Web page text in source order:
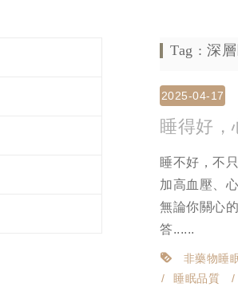
Tag : 深
2025-04-17
睡得好，
睡不好，不
加高血壓、
無論你關心
答......
非藥物睡
睡眠品質